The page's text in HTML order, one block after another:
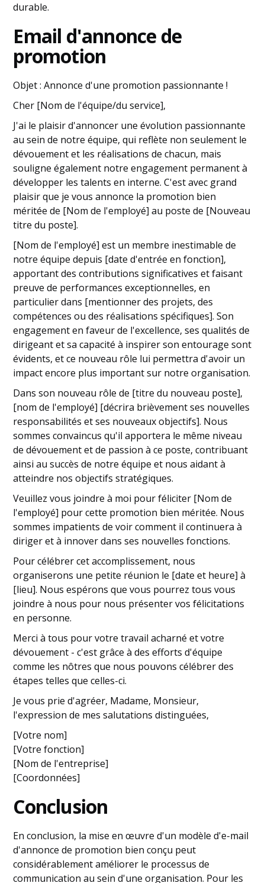
durable.
Email d'annonce de
promotion
Objet : Annonce d'une promotion passionnante !
Cher [Nom de l'équipe/du service],
J'ai le plaisir d'annoncer une évolution passionnante
au sein de notre équipe, qui reflète non seulement le
dévouement et les réalisations de chacun, mais
souligne également notre engagement permanent à
développer les talents en interne. C'est avec grand
plaisir que je vous annonce la promotion bien
méritée de [Nom de l'employé] au poste de [Nouveau
titre du poste].
[Nom de l'employé] est un membre inestimable de
notre équipe depuis [date d'entrée en fonction],
apportant des contributions significatives et faisant
preuve de performances exceptionnelles, en
particulier dans [mentionner des projets, des
compétences ou des réalisations spécifiques]. Son
engagement en faveur de l'excellence, ses qualités de
dirigeant et sa capacité à inspirer son entourage sont
évidents, et ce nouveau rôle lui permettra d'avoir un
impact encore plus important sur notre organisation.
Dans son nouveau rôle de [titre du nouveau poste],
[nom de l'employé] [décrira brièvement ses nouvelles
responsabilités et ses nouveaux objectifs]. Nous
sommes convaincus qu'il apportera le même niveau
de dévouement et de passion à ce poste, contribuant
ainsi au succès de notre équipe et nous aidant à
atteindre nos objectifs stratégiques.
Veuillez vous joindre à moi pour féliciter [Nom de
l'employé] pour cette promotion bien méritée. Nous
sommes impatients de voir comment il continuera à
diriger et à innover dans ses nouvelles fonctions.
Pour célébrer cet accomplissement, nous
organiserons une petite réunion le [date et heure] à
[lieu]. Nous espérons que vous pourrez tous vous
joindre à nous pour nous présenter vos félicitations
en personne.
Merci à tous pour votre travail acharné et votre
dévouement - c'est grâce à des efforts d'équipe
comme les nôtres que nous pouvons célébrer des
étapes telles que celles-ci.
Je vous prie d'agréer, Madame, Monsieur,
l'expression de mes salutations distinguées,
[Votre nom]
[Votre fonction]
[Nom de l'entreprise]
[Coordonnées]
Conclusion
En conclusion, la mise en œuvre d'un modèle d'e-mail
d'annonce de promotion bien conçu peut
considérablement améliorer le processus de
communication au sein d'une organisation. Pour les